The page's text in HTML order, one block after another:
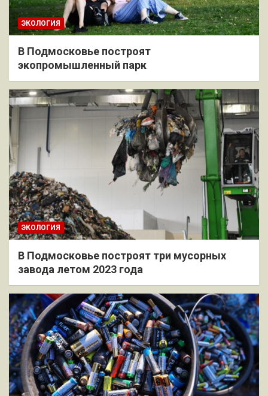
ЭКОЛОГИЯ
В Подмосковье построят
экопромышленный парк
ЭКОЛОГИЯ
В Подмосковье построят три мусорных
завода летом 2023 года